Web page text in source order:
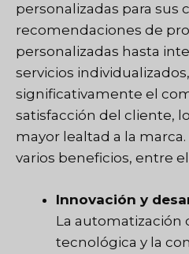
personalizadas para sus
recomendaciones de
personalizadas hasta
servicios
significativamente el
satisfacción del cliente,
mayor lealtad a la
varios beneficios, entre
Innovación y
La automatización
tecnológica y la